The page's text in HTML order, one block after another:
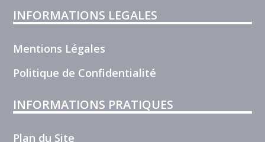
INFORMATIONS LEGALES
Mentions Légales
Politique de Confidentialité
INFORMATIONS PRATIQUES
Plan du Site